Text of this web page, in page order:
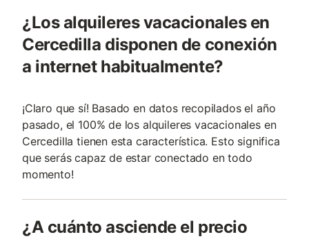
¿Los alquileres vacacionales en
Cercedilla disponen de conexión
a internet habitualmente?
¡Claro que sí! Basado en datos recopilados el año
pasado, el 100% de los alquileres vacacionales en
Cercedilla tienen esta característica. Esto significa
que serás capaz de estar conectado en todo
momento!
¿A cuánto asciende el precio